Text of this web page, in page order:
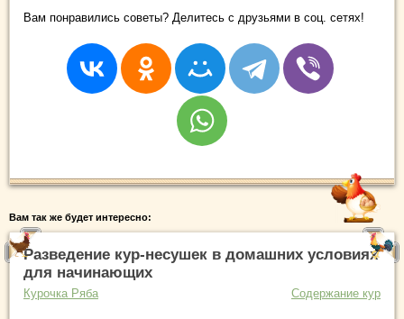
Вам понравились советы? Делитесь с друзьями в соц. сетях!
Вам так же будет интересно:
Разведение кур-несушек в домашних условиях
для начинающих
Курочка Ряба Содержание кур